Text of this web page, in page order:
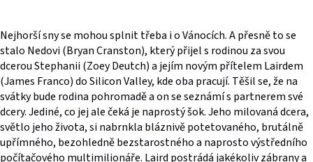
Nejhorší sny se mohou splnit třeba i o Vánocích. A přesně to se
stalo Nedovi (Bryan Cranston), který přijel s rodinou za svou
dcerou Stephanii (Zoey Deutch) a jejím novým přítelem Lairdem
(James Franco) do Silicon Valley, kde oba pracují. Těšil se, že na
svátky bude rodina pohromadě a on se seznámí s partnerem své
dcery. Jediné, co jej ale čeká je naprostý šok. Jeho milovaná dcera,
světlo jeho života, si nabrnkla bláznivě potetovaného, brutálně
upřímného, bezohledně bezstarostného a naprosto výstředního
počítačového multimilionáře. Laird postrádá jakékoliv zábrany a